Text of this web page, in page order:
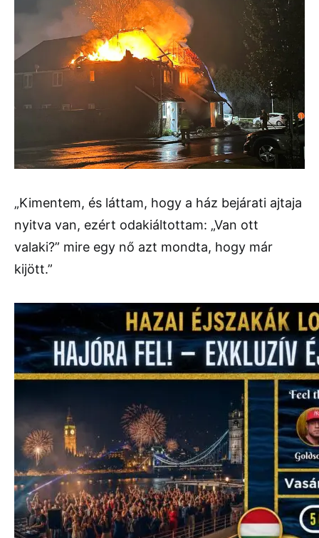
„Kimentem, és láttam, hogy a ház bejárati ajtaja
nyitva van, ezért odakiáltottam: „Van ott
valaki?” mire egy nő azt mondta, hogy már
kijött.”